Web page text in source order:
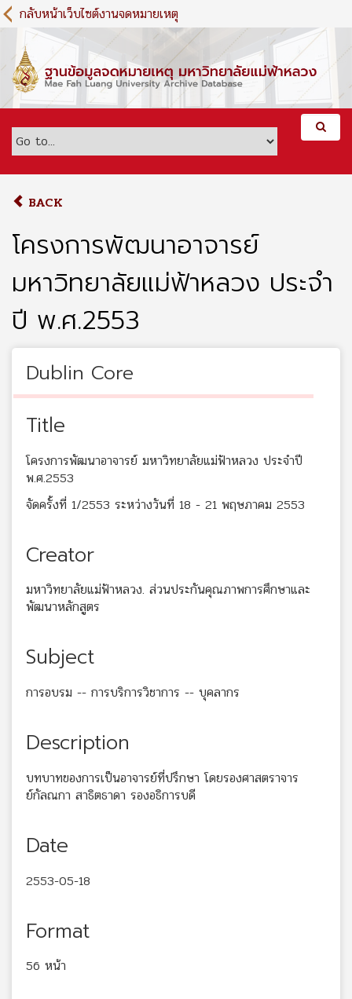
S
k
m
c
กลับหน้าเว็บไซต์งานจดหมายเหตุ
BACK
โครงการพัฒนาอาจารย์
มหาวิทยาลัยแม่ฟ้าหลวง ประจำ
ปี พ.ศ.2553
Dublin Core
Title
โครงการพัฒนาอาจารย์ มหาวิทยาลัยแม่ฟ้าหลวง ประจำปี
พ.ศ.2553
จัดครั้งที่ 1/2553 ระหว่างวันที่ 18 - 21 พฤษภาคม 2553
Creator
มหาวิทยาลัยแม่ฟ้าหลวง. ส่วนประกันคุณภาพการศึกษาและ
พัฒนาหลักสูตร
Subject
การอบรม -- การบริการวิชาการ -- บุคลากร
Description
บทบาทของการเป็นอาจารย์ที่ปรึกษา โดยรองศาสตราจาร
ย์กัลณกา สาธิตธาดา รองอธิการบดี
Date
2553-05-18
Format
56 หน้า